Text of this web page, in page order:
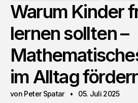
Warum Kinder
lernen sollten –
im Alltag
von Peter Spatar 05. Juli 2025